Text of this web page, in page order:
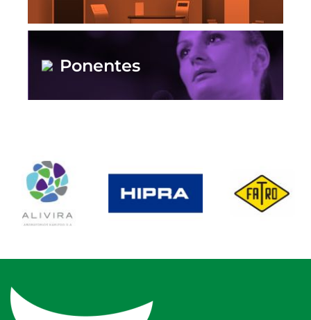
Ponentes